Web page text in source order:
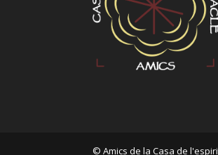
© Amics de la Casa de